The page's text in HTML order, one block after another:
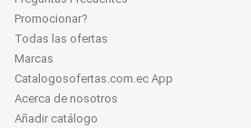
Promocionar?
Todas las ofertas
Marcas
Catalogosofertas.com.ec App
Acerca de nosotros
Añadir catálogo